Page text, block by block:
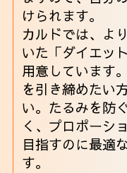
けられます。
カルドでは、よ
いた「ダイエッ
用意しています
を引き締めたい
い。たるみを防
く、プロポーシ
目指すのに最適
す。